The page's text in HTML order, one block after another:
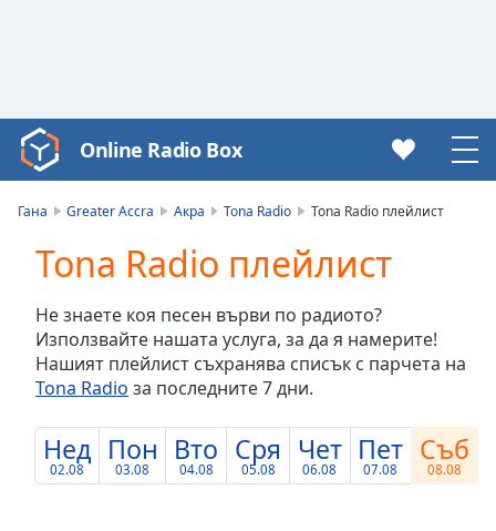
Video
Player
Play
Video
Skip
Backward
Skip
Forward
Current
0:00
Online Radio Box
Гана Greater Accra Акра Tona Radio Tona Radio плейлист
Tona Radio плейлист
Не знаете коя песен върви по радиото?
Използвайте нашата услуга, за да я намерите!
Нашият плейлист съхранява списък с парчета на
Tona Radio за последните 7 дни.
Нед
02.08
Пон
03.08
Вто
04.08
Сря
05.08
Чет
06.08
Пет
07.08
Съб
08.08